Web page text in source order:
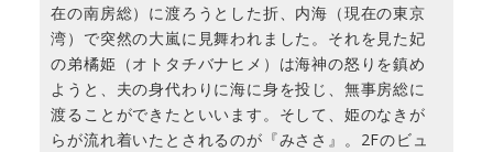
在の南房総）に渡ろうとした折、内海（現在の東京
湾）で突然の大嵐に見舞われました。それを見た妃
の弟橘姫（オトタチバナヒメ）は海神の怒りを鎮め
ようと、夫の身代わりに海に身を投じ、無事房総に
渡ることができたといいます。そして、姫のなきが
らが流れ着いたとされるのが『みささ』。2Fのビュ